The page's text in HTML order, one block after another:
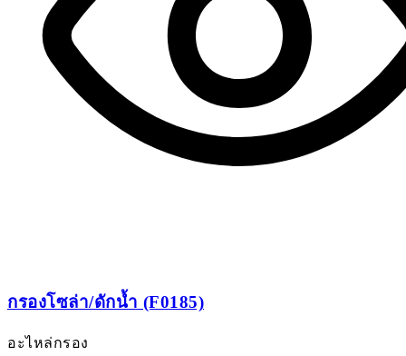
กรองโซล่า/ดักน้ำ (F0185)
อะไหล่กรอง